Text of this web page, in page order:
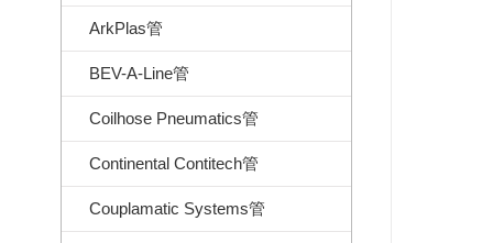
ArkPlas管
BEV-A-Line管
Coilhose Pneumatics管
Continental Contitech管
Couplamatic Systems管